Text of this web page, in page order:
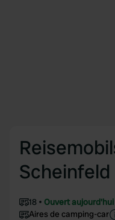
Scheinfeld
18
Ouvert aujourd'hui
Aires de camping-car